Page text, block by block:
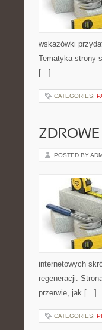
wskazówki
Tematyka strony
[…]
CATEGORIES:
ZDROWE
POSTED BY
internetowych
regeneracji.
przerwie, jak […]
CATEGORIES: